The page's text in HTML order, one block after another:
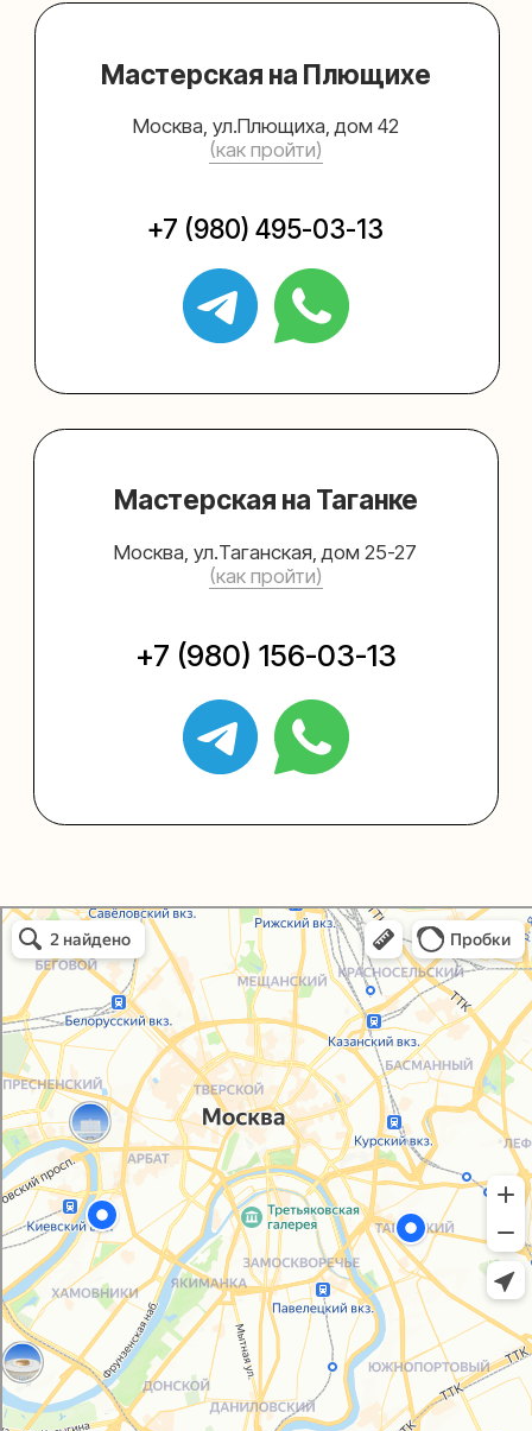
Упаковали Онлайн в Москве
Москва
Согласие на обработку персональных данных
Политика конфиденциальности
© 2021-2025, ООО "УПАКОВАЛИ ОНЛАЙН"
Сайт разработалаbogachevas
help@upakovali.online
Sospeso wrap
О нас
Услуги Блог
Каталог
+7 (495) 005-03-13